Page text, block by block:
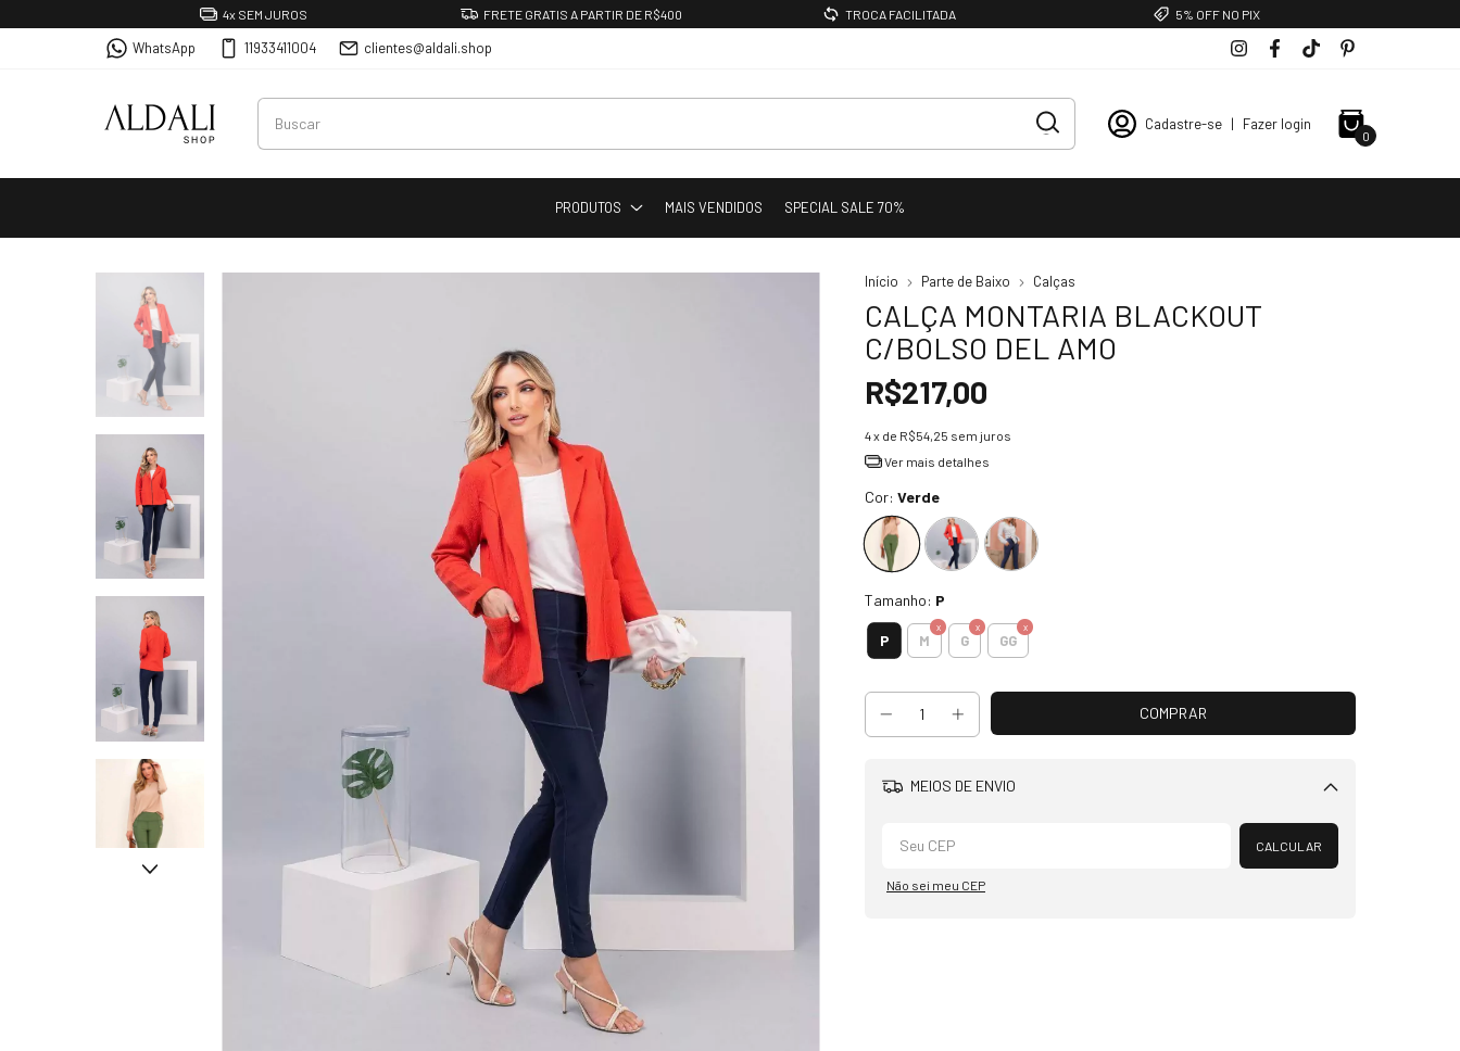
4x SEM JUROS FRETE GRATIS A PARTIR DE R$400 TROCA FACILITADA 5% OFF NO PIX
WhatsApp 11933411004 clientes@aldali.shop
Cadastre-se | Fazer login
0
PRODUTOS MAIS VENDIDOS SPECIAL SALE 70%
Início Parte de Baixo Calças
CALÇA MONTARIA BLACKOUT
C/BOLSO DEL AMO
R$217,00
4x de R$54,25 sem juros
Ver mais detalhes
Cor: Verde
Tamanho: P
P M G GG
MEIOS DE ENVIO
Alterar CEP
CALCULAR
Não sei meu CEP